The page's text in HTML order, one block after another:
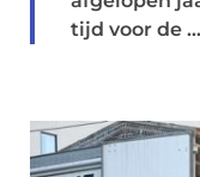
tijd voor de ...